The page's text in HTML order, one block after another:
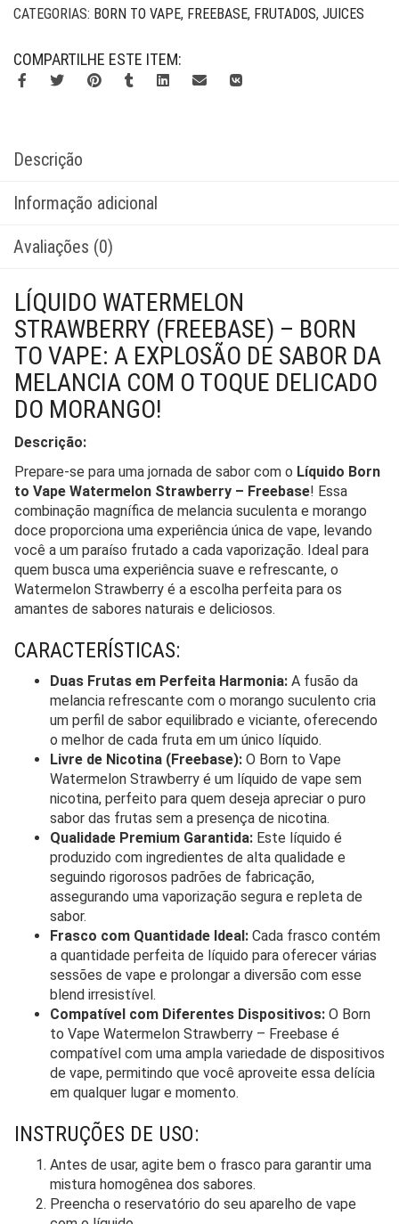
CATEGORIAS: BORN TO VAPE, FREEBASE, FRUTADOS, JUICES
COMPARTILHE ESTE ITEM:
Descrição
Informação adicional
Avaliações (0)
LÍQUIDO WATERMELON
STRAWBERRY (FREEBASE) – BORN
TO VAPE: A EXPLOSÃO DE SABOR DA
MELANCIA COM O TOQUE DELICADO
DO MORANGO!
Descrição:
Prepare-se para uma jornada de sabor com o Líquido Born
to Vape Watermelon Strawberry – Freebase! Essa
combinação magnífica de melancia suculenta e morango
doce proporciona uma experiência única de vape, levando
você a um paraíso frutado a cada vaporização. Ideal para
quem busca uma experiência suave e refrescante, o
Watermelon Strawberry é a escolha perfeita para os
amantes de sabores naturais e deliciosos.
CARACTERÍSTICAS:
Duas Frutas em Perfeita Harmonia: A fusão da
melancia refrescante com o morango suculento cria
um perfil de sabor equilibrado e viciante, oferecendo
o melhor de cada fruta em um único líquido.
Livre de Nicotina (Freebase): O Born to Vape
Watermelon Strawberry é um líquido de vape sem
nicotina, perfeito para quem deseja apreciar o puro
sabor das frutas sem a presença de nicotina.
Qualidade Premium Garantida: Este líquido é
produzido com ingredientes de alta qualidade e
seguindo rigorosos padrões de fabricação,
assegurando uma vaporização segura e repleta de
sabor.
Frasco com Quantidade Ideal: Cada frasco contém
a quantidade perfeita de líquido para oferecer várias
sessões de vape e prolongar a diversão com esse
blend irresistível.
Compatível com Diferentes Dispositivos: O Born
to Vape Watermelon Strawberry – Freebase é
compatível com uma ampla variedade de dispositivos
de vape, permitindo que você aproveite essa delícia
em qualquer lugar e momento.
INSTRUÇÕES DE USO:
Antes de usar, agite bem o frasco para garantir uma
mistura homogênea dos sabores.
Preencha o reservatório do seu aparelho de vape